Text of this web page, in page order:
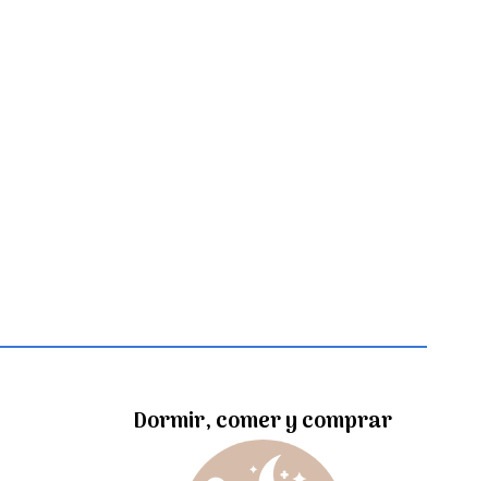
Dormir, comer y comprar